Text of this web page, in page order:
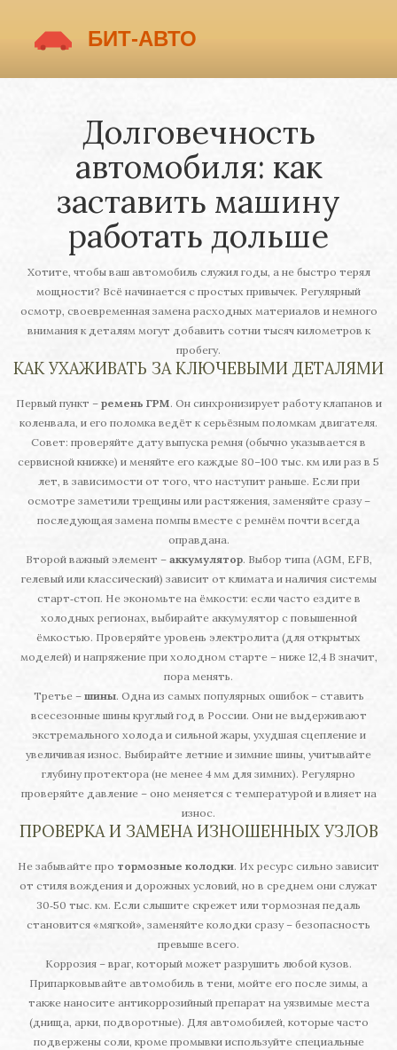
Долговечность
автомобиля: как
заставить машину
работать дольше
Хотите, чтобы ваш автомобиль служил годы, а не быстро терял
мощности? Всё начинается с простых привычек. Регулярный
осмотр, своевременная замена расходных материалов и немного
внимания к деталям могут добавить сотни тысяч километров к
пробегу.
КАК УХАЖИВАТЬ ЗА КЛЮЧЕВЫМИ ДЕТАЛЯМИ
Первый пункт – ремень ГРМ. Он синхронизирует работу клапанов и
коленвала, и его поломка ведёт к серьёзным поломкам двигателя.
Совет: проверяйте дату выпуска ремня (обычно указывается в
сервисной книжке) и меняйте его каждые 80–100 тыс. км или раз в 5
лет, в зависимости от того, что наступит раньше. Если при
осмотре заметили трещины или растяжения, заменяйте сразу –
последующая замена помпы вместе с ремнём почти всегда
оправдана.
Второй важный элемент – аккумулятор. Выбор типа (AGM, EFB,
гелевый или классический) зависит от климата и наличия системы
старт‑стоп. Не экономьте на ёмкости: если часто ездите в
холодных регионах, выбирайте аккумулятор с повышенной
ёмкостью. Проверяйте уровень электролита (для открытых
моделей) и напряжение при холодном старте – ниже 12,4 В значит,
пора менять.
Третье – шины. Одна из самых популярных ошибок – ставить
всесезонные шины круглый год в России. Они не выдерживают
экстремального холода и сильной жары, ухудшая сцепление и
увеличивая износ. Выбирайте летние и зимние шины, учитывайте
глубину протектора (не менее 4 мм для зимних). Регулярно
проверяйте давление – оно меняется с температурой и влияет на
износ.
ПРОВЕРКА И ЗАМЕНА ИЗНОШЕННЫХ УЗЛОВ
Не забывайте про тормозные колодки. Их ресурс сильно зависит
от стиля вождения и дорожных условий, но в среднем они служат
30‑50 тыс. км. Если слышите скрежет или тормозная педаль
становится «мягкой», заменяйте колодки сразу – безопасность
превыше всего.
Коррозия – враг, который может разрушить любой кузов.
Припарковывайте автомобиль в тени, мойте его после зимы, а
также наносите антикоррозийный препарат на уязвимые места
(днища, арки, подворотные). Для автомобилей, которые часто
подвержены соли, кроме промывки используйте специальные